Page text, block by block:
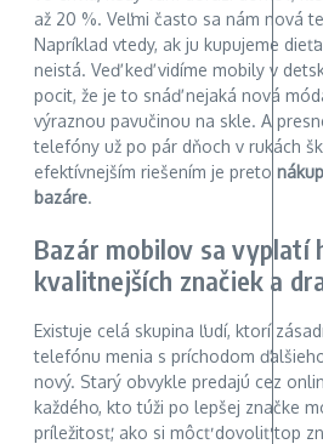
až 20 %. Veľmi často sa nám nová
Napríklad vtedy, ak ju kupujeme
neistá. Veď keď vidíme mobily v
pocit, že je to snáď nejaká nová
výraznou pavučinou na skle. A
telefóny už po pár dňoch v rukách
efektívnejším riešením je preto
bazáre.
Bazár mobilov sa vyplatí
kvalitnejších značiek a
Existuje celá skupina ľudí, ktorí
telefónu menia s príchodom
nový. Starý obvykle predajú cez
každého, kto túži po lepšej značke
príležitosť, ako si môcť dovoliť top